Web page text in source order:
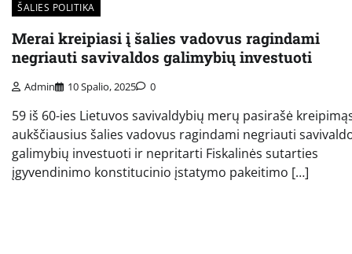
ŠALIES POLITIKA
Merai kreipiasi į šalies vadovus ragindami
negriauti savivaldos galimybių investuoti
Admin 10 Spalio, 2025 0
59 iš 60-ies Lietuvos savivaldybių merų pasirašė
aukščiausius šalies vadovus ragindami negriauti
galimybių investuoti ir nepritarti Fiskalinės sutarties
įgyvendinimo konstitucinio įstatymo pakeitimo […]